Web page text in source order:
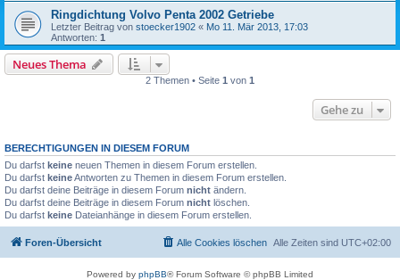
Ringdichtung Volvo Penta 2002 Getriebe
Letzter Beitrag von stoecker1902 « Mo 11. Mär 2013, 17:03
Antworten: 1
Neues Thema
2 Themen • Seite 1 von 1
Gehe zu
BERECHTIGUNGEN IN DIESEM FORUM
Du darfst keine neuen Themen in diesem Forum erstellen.
Du darfst keineAntworten zu Themen in diesem Forum erstellen.
Du darfst deine Beiträge in diesem Forum nicht ändern.
Du darfst deine Beiträge in diesem Forum nicht löschen.
Du darfst keine Dateianhänge in diesem Forum erstellen.
Foren-Übersicht Alle Zeiten sind UTC+02:00
Alle Cookies löschen
Powered by phpBB® Forum Software © phpBB Limited